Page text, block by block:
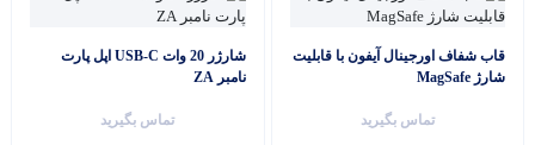
قاب شفاف اورجینال آیفون با قابلیت
شارژ MagSafe
تماس بگیرید
شارژر 20 وات USB-C اپل پارت
نامبر ZA
تماس بگیرید
گفتگو با غرفه‌دار
در حال اتصال...